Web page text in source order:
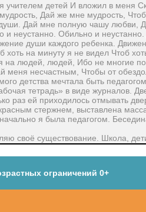
детей И вложил в меня
Дай же мне мудрость,
Дай мне полную чашу любви,
неустанно. Обильно и неустанно.
души каждого ребенка.
на минуту я не видел Чтоб
на людей, людей, Ибо не многие
несчастным, Чтобы от
детства мечтала быть
тетрадь» в виде журналов.
раз ей приходилось отмывать
стержнем, выставлена
я была педагогом.
своё существование. Школа,
обитатели- Для меня учитель
знания, воспитывает.
Хотя я не даю жизнь в
ограничений 0+